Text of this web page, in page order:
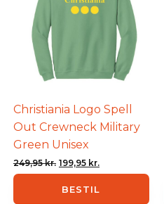
Christiania Logo Spell
Out Crewneck Military
Green Unisex
249,95kr. Den
pris
199,95 kr.
aktuelle
pris
BESTIL